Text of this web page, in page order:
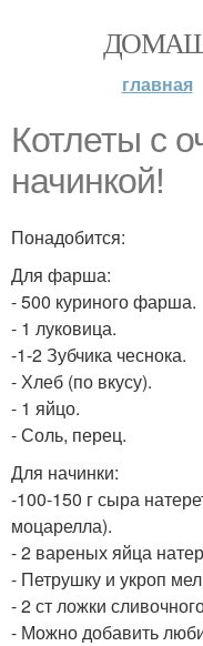
главная
Котлеты с
начинкой!
Понадобится:
Для фарша:
- 500 куриного фарша.
- 1 луковица.
-1-2 Зубчика чеснока.
- Хлеб (по вкусу).
- 1 яйцо.
- Соль, перец.
Для начинки:
-100-150 г сыра
моцарелла).
- 2 вареных яйца
- Петрушку и укроп
- 2 ст ложки
- Можно добавить